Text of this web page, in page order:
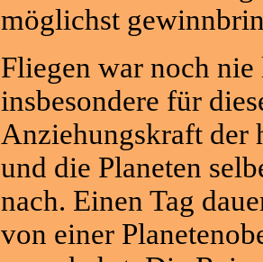
möglichst
Fliegen war noch
insbesondere für
Anziehungskraft der
und die Planeten
nach. Einen Tag
von einer